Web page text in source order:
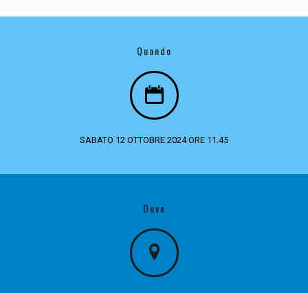
Quando
SABATO 12 OTTOBRE 2024 ORE 11.45
Dove